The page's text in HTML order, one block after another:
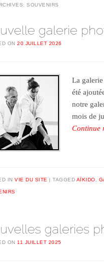
SOUVENIRS
galerie
ON20 JUILLET 2026
La
été
notre
mois de
Continue
INVIE DU SITE TAGGED AÏKIDO
galeries
ON 11 JUILLET 2025